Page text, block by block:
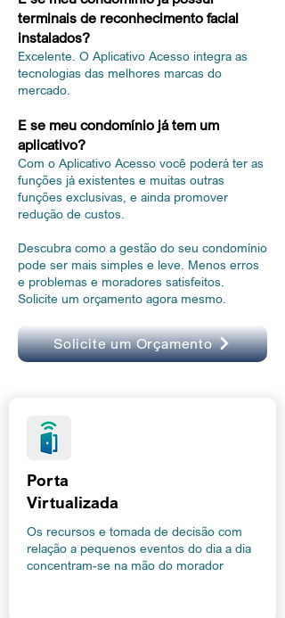
terminais de reconhecimento facial
instalados?
Excelente. O Aplicativo Acesso integra as
tecnologias das melhores marcas do
mercado.
E se meu condomínio já tem um
aplicativo?
Com o Aplicativo Acesso você poderá ter as
funções já existentes e muitas outras
funções exclusivas, e ainda promover
redução de custos.
Descubra como a gestão do seu condomínio
pode ser mais simples e leve. Menos erros
e problemas e moradores satisfeitos.
Solicite um orçamento agora mesmo.
Solicite um Orçamento
Porta
Virtualizada
Os recursos e tomada de decisão com
relação a pequenos eventos do dia a dia
concentram-se na mão do morador